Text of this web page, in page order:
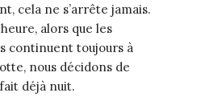
cela ne s’arrête jamais.
alors que les
continuent toujours à
nous décidons de
déjà nuit.